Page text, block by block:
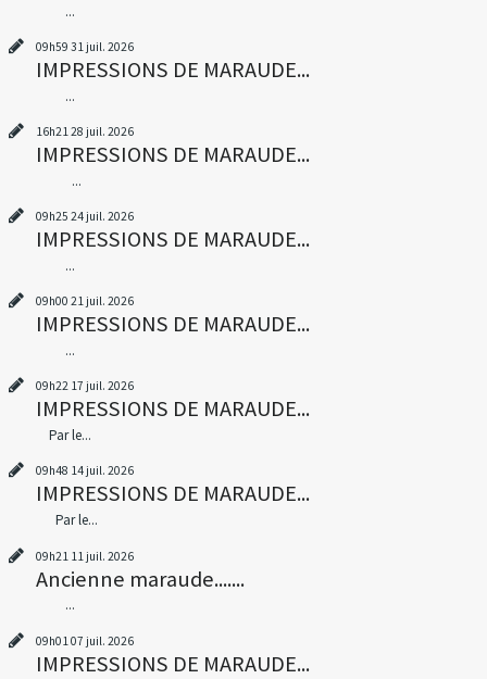
...
09h59 31 juil. 2026
IMPRESSIONS DE MARAUDE...
...
16h2128 juil. 2026
IMPRESSIONS DE MARAUDE...
...
09h25 24 juil. 2026
IMPRESSIONS DE MARAUDE...
...
09h00 21 juil. 2026
IMPRESSIONS DE MARAUDE...
...
09h22 17 juil. 2026
IMPRESSIONS DE MARAUDE...
Par le...
09h48 14 juil. 2026
IMPRESSIONS DE MARAUDE...
Par le...
09h21 11 juil. 2026
Ancienne maraude.......
...
09h01 07 juil. 2026
IMPRESSIONS DE MARAUDE...